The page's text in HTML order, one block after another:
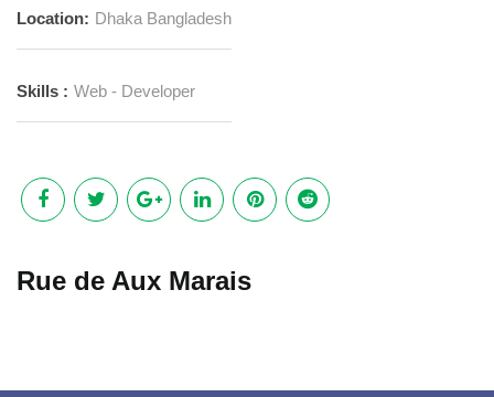
Location: Dhaka Bangladesh
Skills : Web - Developer
Rue de Aux Marais